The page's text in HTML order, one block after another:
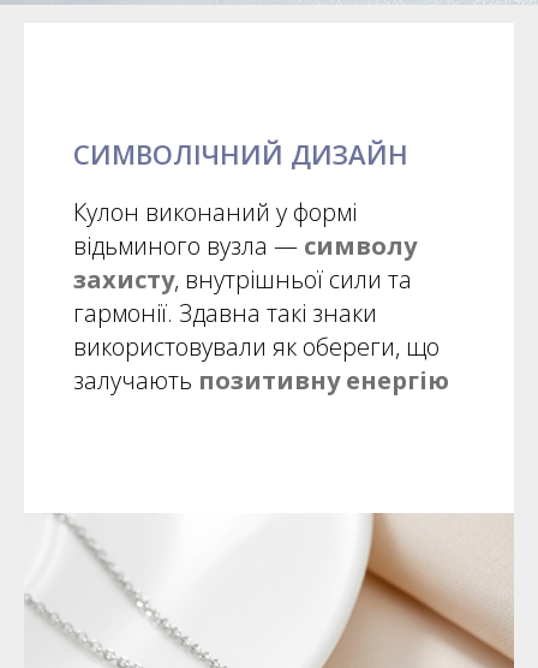
СИМВОЛІЧНИЙ ДИЗАЙН
Кулон виконаний у формі
відьминого вузла — символу
захисту, внутрішньої сили та
гармонії. Здавна такі знаки
використовували як обереги, що
залучають позитивну енергію